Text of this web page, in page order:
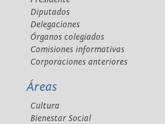
Diputados
Delegaciones
Órganos colegiados
Comisiones informativas
Corporaciones anteriores
Áreas
Cultura
Bienestar Social